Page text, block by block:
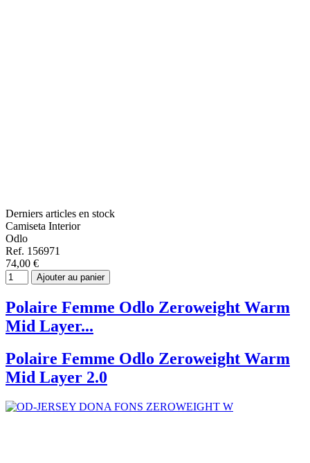
Derniers articles en stock
Camiseta Interior
Odlo
Ref. 156971
74,00 €
Ajouter au panier
Polaire Femme Odlo Zeroweight Warm
Mid Layer...
Polaire Femme Odlo Zeroweight Warm
Mid Layer 2.0